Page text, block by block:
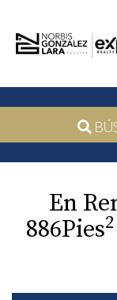
En
886Pies2